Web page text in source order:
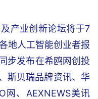
产业创新论坛将于7
地人工智能创业者报
步发布在希鸥网创投
斯贝瑞品牌资讯、华
网、AEXNEWS美讯